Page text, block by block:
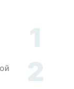
1
2